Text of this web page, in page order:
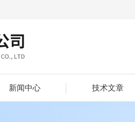
新闻中心 技术文章